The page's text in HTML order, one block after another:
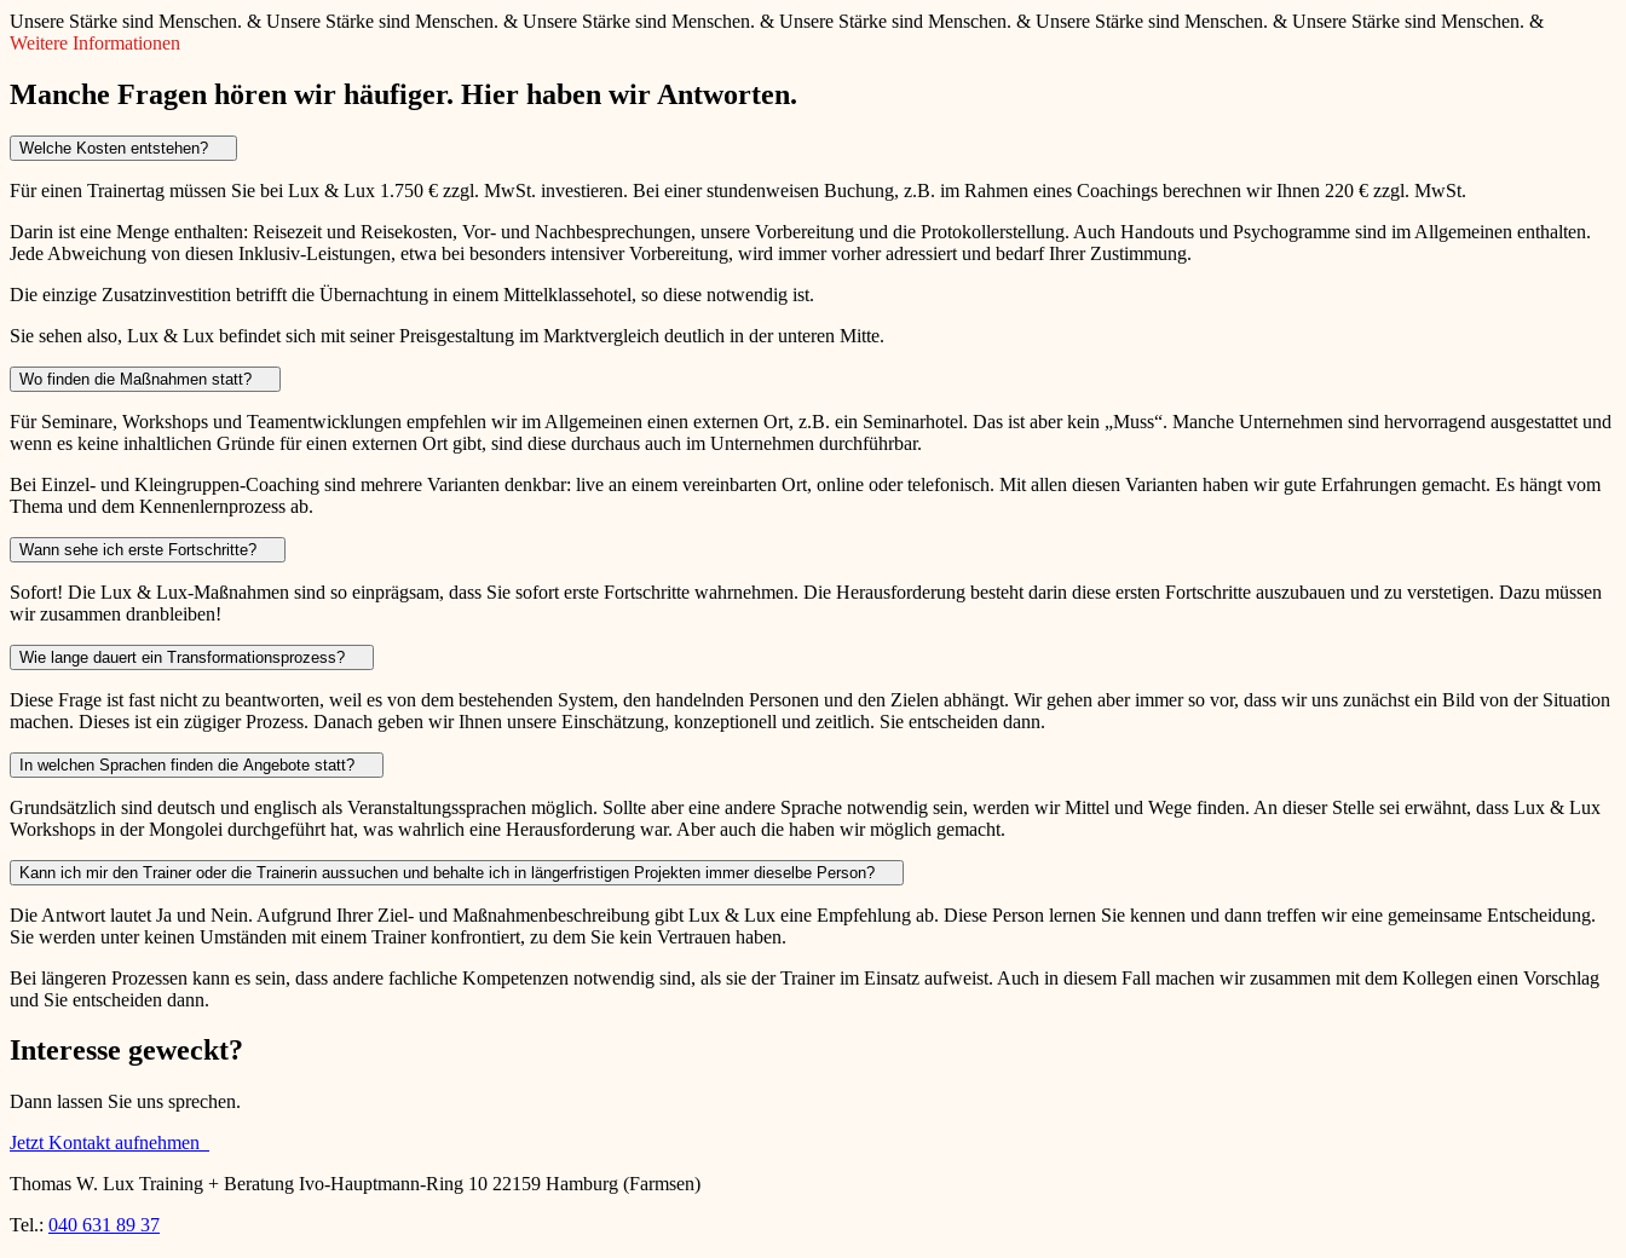
Unsere Stärke sind Menschen. & Unsere Stärke sind Menschen. & Unsere Stärke sind Menschen. & Unsere Stärke sind Menschen. & Unsere Stärke sind Menschen. & Unsere Stärke sind Menschen. &
Weitere Informationen
Manche Fragen hören wir häufiger. Hier haben wir Antworten.
Welche Kosten entstehen?
Für einen Trainertag müssen Sie bei Lux & Lux 1.750 € zzgl. MwSt. investieren. Bei einer stundenweisen Buchung, z.B. im Rahmen eines Coachings berechnen wir Ihnen 220 € zzgl. MwSt.
Darin ist eine Menge enthalten: Reisezeit und Reisekosten, Vor- und Nachbesprechungen, unsere Vorbereitung und die Protokollerstellung. Auch Handouts und Psychogramme sind im Allgemeinen enthalten.
Jede Abweichung von diesen Inklusiv-Leistungen, etwa bei besonders intensiver Vorbereitung, wird immer vorher adressiert und bedarf Ihrer Zustimmung.
Die einzige Zusatzinvestition betrifft die Übernachtung in einem Mittelklassehotel, so diese notwendig ist.
Sie sehen also, Lux & Lux befindet sich mit seiner Preisgestaltung im Marktvergleich deutlich in der unteren Mitte.
Wo finden die Maßnahmen statt?
Für Seminare, Workshops und Teamentwicklungen empfehlen wir im Allgemeinen einen externen Ort, z.B. ein Seminarhotel. Das ist aber kein „Muss“. Manche Unternehmen sind hervorragend ausgestattet und
wenn es keine inhaltlichen Gründe für einen externen Ort gibt, sind diese durchaus auch im Unternehmen durchführbar.
Bei Einzel- und Kleingruppen-Coaching sind mehrere Varianten denkbar: live an einem vereinbarten Ort, online oder telefonisch. Mit allen diesen Varianten haben wir gute Erfahrungen gemacht. Es hängt vom
Thema und dem Kennenlernprozess ab.
Wann sehe ich erste Fortschritte?
Sofort! Die Lux & Lux-Maßnahmen sind so einprägsam, dass Sie sofort erste Fortschritte wahrnehmen. Die Herausforderung besteht darin diese ersten Fortschritte auszubauen und zu verstetigen. Dazu müssen
wir zusammen dranbleiben!
Wie lange dauert ein Transformationsprozess?
Diese Frage ist fast nicht zu beantworten, weil es von dem bestehenden System, den handelnden Personen und den Zielen abhängt. Wir gehen aber immer so vor, dass wir uns zunächst ein Bild von der Situation
machen. Dieses ist ein zügiger Prozess. Danach geben wir Ihnen unsere Einschätzung, konzeptionell und zeitlich. Sie entscheiden dann.
In welchen Sprachen finden die Angebote statt?
Grundsätzlich sind deutsch und englisch als Veranstaltungssprachen möglich. Sollte aber eine andere Sprache notwendig sein, werden wir Mittel und Wege finden. An dieser Stelle sei erwähnt, dass Lux & Lux
Workshops in der Mongolei durchgeführt hat, was wahrlich eine Herausforderung war. Aber auch die haben wir möglich gemacht.
Kann ich mir den Trainer oder die Trainerin aussuchen und behalte ich in längerfristigen Projekten immer dieselbe Person?
Die Antwort lautet Ja und Nein. Aufgrund Ihrer Ziel- und Maßnahmenbeschreibung gibt Lux & Lux eine Empfehlung ab. Diese Person lernen Sie kennen und dann treffen wir eine gemeinsame Entscheidung.
Sie werden unter keinen Umständen mit einem Trainer konfrontiert, zu dem Sie kein Vertrauen haben.
Bei längeren Prozessen kann es sein, dass andere fachliche Kompetenzen notwendig sind, als sie der Trainer im Einsatz aufweist. Auch in diesem Fall machen wir zusammen mit dem Kollegen einen Vorschlag
und Sie entscheiden dann.
Interesse geweckt?
Dann lassen Sie uns sprechen.
Jetzt Kontakt aufnehmen
Thomas W. Lux Training + Beratung Ivo-Hauptmann-Ring 10 22159 Hamburg (Farmsen)
Tel.: 040 631 89 37